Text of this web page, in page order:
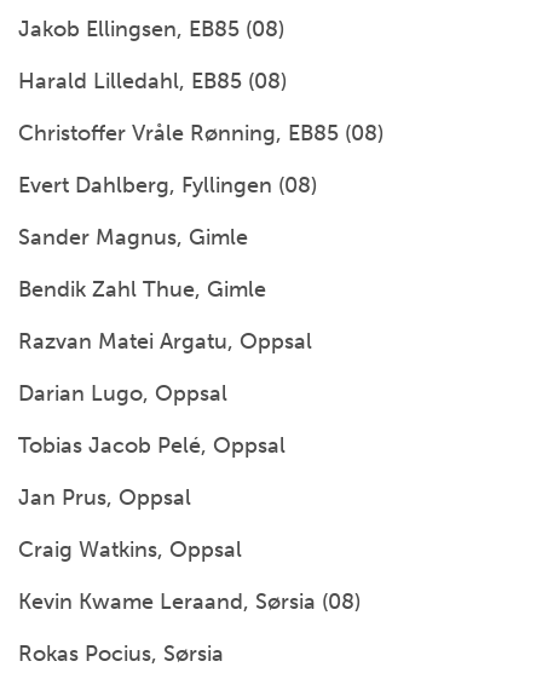
Jakob Ellingsen, EB85 (08)
Harald Lilledahl, EB85 (08)
Christoffer Vråle Rønning, EB85 (08)
Evert Dahlberg, Fyllingen (08)
Sander Magnus, Gimle
Bendik Zahl Thue, Gimle
Razvan Matei Argatu, Oppsal
Darian Lugo, Oppsal
Tobias Jacob Pelé, Oppsal
Jan Prus, Oppsal
Craig Watkins, Oppsal
Kevin Kwame Leraand, Sørsia (08)
Rokas Pocius, Sørsia